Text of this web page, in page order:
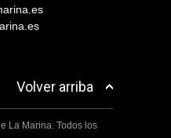
Volver arriba
La Marina. Todos los